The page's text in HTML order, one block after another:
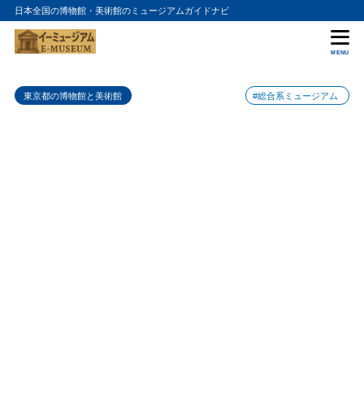
日本全国の博物館・美術館のミュージアムガイドナビ
MENU
東京都の博物館と美術館 #総合系ミュージアム
目次
1 YUKA TSURUNO GALLERYの入館料金